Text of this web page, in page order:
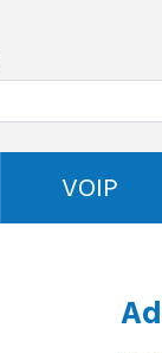
VOIP